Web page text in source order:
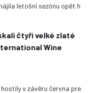
letošní sezónu opět h
čtyři velké zlaté
Wine
v závěru června pre